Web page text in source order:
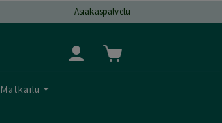
Asiakaspalvelu
Matkailu